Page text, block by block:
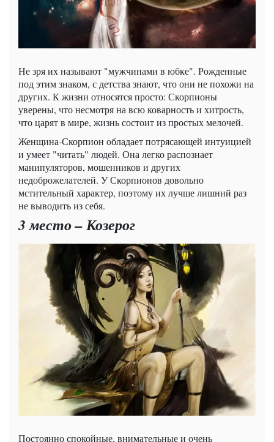
Не зря их называют "мужчинами в юбке". Рожденные
под этим знаком, с детства знают, что они не похожи на
других. К жизни относятся просто: Скорпионы
уверены, что несмотря на всю коварность и хитрость,
что царят в мире, жизнь состоит из простых мелочей.
Женщина-Скорпион обладает потрясающей интуицией
и умеет "читать" людей. Она легко распознает
манипуляторов, мошенников и других
недоброжелателей. У Скорпионов довольно
мстительный характер, поэтому их лучше лишний раз
не выводить из себя.
3 место – Козерог
Постоянно спокойные, внимательные и очень